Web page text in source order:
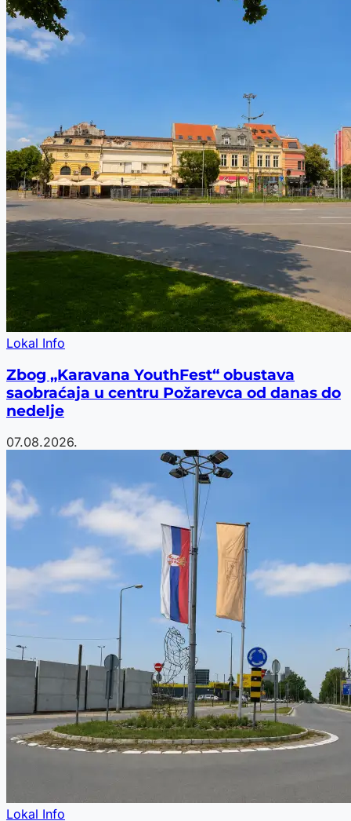
Lokal Info
Zbog „Karavana YouthFest“ obustava
saobraćaja u centru Požarevca od danas do
nedelje
07.08.2026.
Lokal Info